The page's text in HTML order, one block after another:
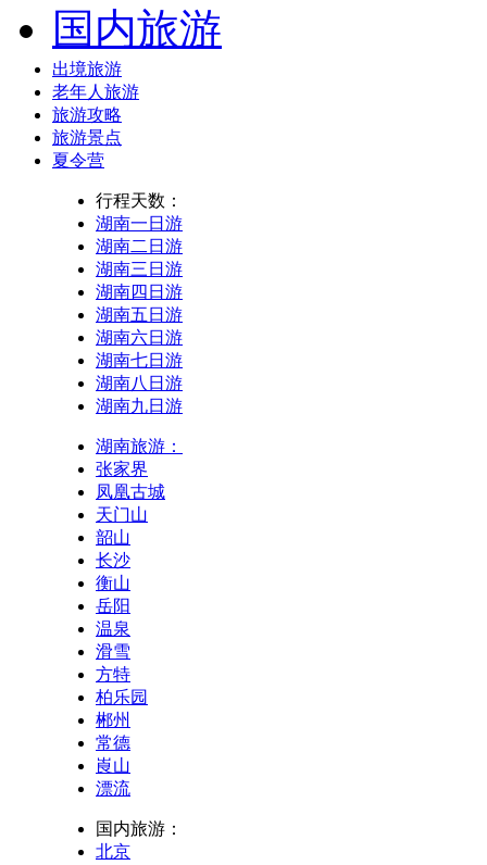
国内旅游
出境旅游
老年人旅游
旅游攻略
旅游景点
夏令营
行程天数：
湖南一日游
湖南二日游
湖南三日游
湖南四日游
湖南五日游
湖南六日游
湖南七日游
湖南八日游
湖南九日游
湖南旅游：
张家界
凤凰古城
天门山
韶山
长沙
衡山
岳阳
温泉
滑雪
方特
柏乐园
郴州
常德
崀山
漂流
国内旅游：
北京